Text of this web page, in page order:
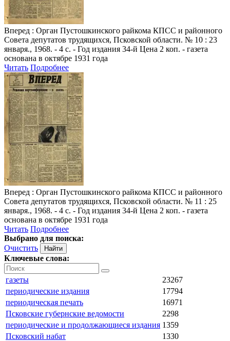
Вперед : Орган Пустошкинского райкома КПСС и районного
Совета депутатов трудящихся, Псковской области. № 10 : 23
января., 1968. - 4 с. - Год издания 34-й Цена 2 коп. - газета
основана в октябре 1931 года
Читать Подробнее
Вперед : Орган Пустошкинского райкома КПСС и районного
Совета депутатов трудящихся, Псковской области. № 11 : 25
января., 1968. - 4 с. - Год издания 34-й Цена 2 коп. - газета
основана в октябре 1931 года
Читать Подробнее
Выбрано для поиска:
Очистить
Ключевые слова:
газеты
23267
периодические издания
17794
периодическая печать
16971
Псковские губернские ведомости
2298
периодические и продолжающиеся издания 1359
Псковский набат
1330